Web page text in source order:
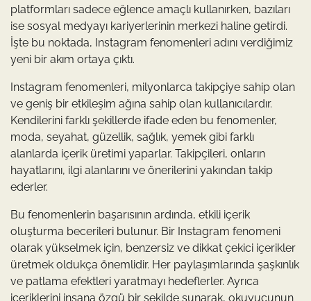
platformları sadece eğlence amaçlı kullanırken, bazıları
ise sosyal medyayı kariyerlerinin merkezi haline getirdi.
İşte bu noktada, Instagram fenomenleri adını verdiğimiz
yeni bir akım ortaya çıktı.
Instagram fenomenleri, milyonlarca takipçiye sahip olan
ve geniş bir etkileşim ağına sahip olan kullanıcılardır.
Kendilerini farklı şekillerde ifade eden bu fenomenler,
moda, seyahat, güzellik, sağlık, yemek gibi farklı
alanlarda içerik üretimi yaparlar. Takipçileri, onların
hayatlarını, ilgi alanlarını ve önerilerini yakından takip
ederler.
Bu fenomenlerin başarısının ardında, etkili içerik
oluşturma becerileri bulunur. Bir Instagram fenomeni
olarak yükselmek için, benzersiz ve dikkat çekici içerikler
üretmek oldukça önemlidir. Her paylaşımlarında şaşkınlık
ve patlama efektleri yaratmayı hedeflerler. Ayrıca
içeriklerini insana özgü bir şekilde sunarak, okuyucunun